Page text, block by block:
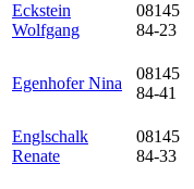
Eckstein
Wolfgang
08145
84-23
Egenhofer Nina
08145
84-41
Englschalk
Renate
08145
84-33